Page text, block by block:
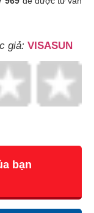
giả: VISASUN
bạn